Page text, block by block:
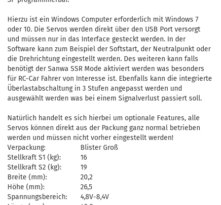
Hierzu ist ein Windows Computer erforderlich mit Windows 7
oder 10. Die Servos werden direkt über den USB Port versorgt
und müssen nur in das Interface gesteckt werden. In der
Software kann zum Beispiel der Softstart, der Neutralpunkt oder
die Drehrichtung eingestellt werden. Des weiteren kann falls
benötigt der Sanwa SSR Mode aktiviert werden was besonders
für RC-Car Fahrer von Interesse ist. Ebenfalls kann die integrierte
Überlastabschaltung in 3 Stufen angepasst werden und
ausgewählt werden was bei einem Signalverlust passiert soll.
Natürlich handelt es sich hierbei um optionale Features, alle
Servos können direkt aus der Packung ganz normal betrieben
werden und müssen nicht vorher eingestellt werden!
Verpackung:
Blister Groß
Stellkraft S1 (kg):
16
Stellkraft S2 (kg):
19
Breite (mm):
20,2
Höhe (mm):
26,5
Spannungsbereich:
4,8V-8,4V